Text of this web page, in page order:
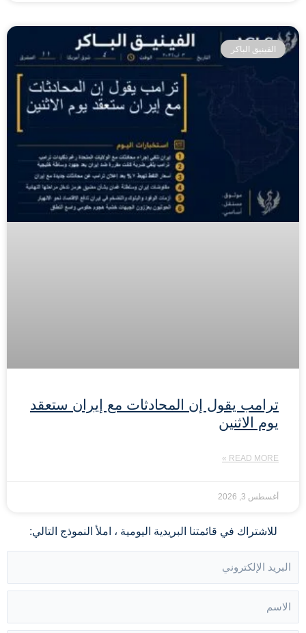
الفينيق الباكر
ترامب يقول إن المحادثات مع إيران ستعقد
يوم الاثنين
READ MORE »
أغسطس 3, 2026
للاشتراك في قائمتنا البريدية اليومية ، املأ النموذج التالي: